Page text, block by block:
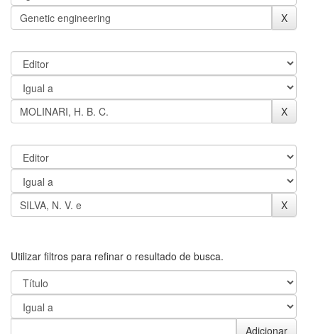
Utilizar filtros para refinar o resultado de busca.